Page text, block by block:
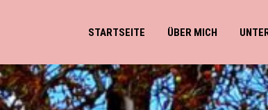
STARTSEITE ÜBER MICH